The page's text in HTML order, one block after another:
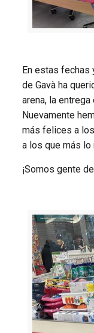
En estas fechas
de Gavà ha
arena, la entrega
Nuevamente
más felices a
a los que más lo
¡Somos gente